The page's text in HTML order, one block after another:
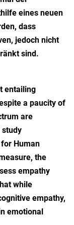
eines neuen
dass
jedoch nicht
sind.
entailing
a paucity of
are
study
Human
the
empathy
while
empathy,
emotional